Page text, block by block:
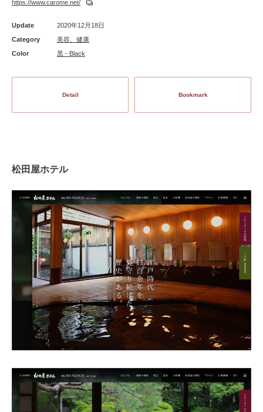
https://www.carome.net/
Update
2020年12月18日
Category
美容、健康
Color
黒 - Black
Detail Bookmark
松田屋ホテル